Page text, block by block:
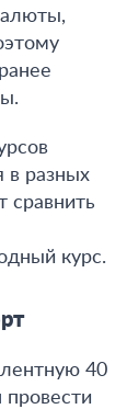
в разных
сравнить
курс.
40